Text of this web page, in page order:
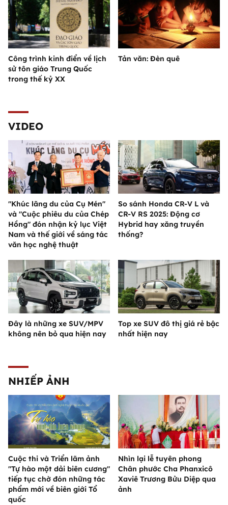
Công trình kinh điển về lịch
sử tôn giáo Trung Quốc
trong thế kỷ XX
Tản văn: Đèn quê
VIDEO
"Khúc lãng du của Cụ Mén"
và "Cuộc phiêu du của Chép
Hồng" đón nhận kỷ lục Việt
Nam và thế giới về sáng tác
văn học nghệ thuật
So sánh Honda CR-V L và
CR-V RS 2025: Động cơ
Hybrid hay xăng truyền
thống?
Đây là những xe SUV/MPV
không nên bỏ qua hiện nay
Top xe SUV đô thị giá rẻ bậc
nhất hiện nay
NHIẾP ẢNH
Cuộc thi và Triển lãm ảnh
"Tự hào một dải biên cương"
tiếp tục chờ đón những tác
phẩm mới về biên giới Tổ
quốc
Nhìn lại lễ tuyên phong
Chân phước Cha Phanxicô
Xaviê Trương Bửu Diệp qua
ảnh